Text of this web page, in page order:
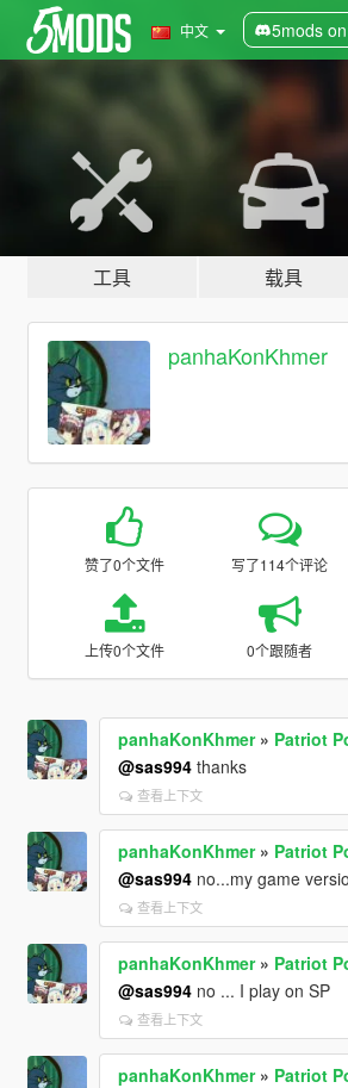
中文 5mods
工具 载具
panhaKonKhmer
赞了0个文件 写了114个评论
上传0个文件 0个跟随者
panhaKonKhmer» Patriot
@sas994thanks
查看上下文
panhaKonKhmer» Patriot
@sas994no...my game
查看上下文
panhaKonKhmer» Patriot
@sas994no ... I play on SP
查看上下文
panhaKonKhmer» Patriot